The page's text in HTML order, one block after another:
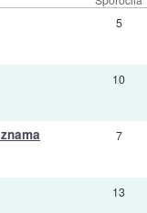
5
10
7
13